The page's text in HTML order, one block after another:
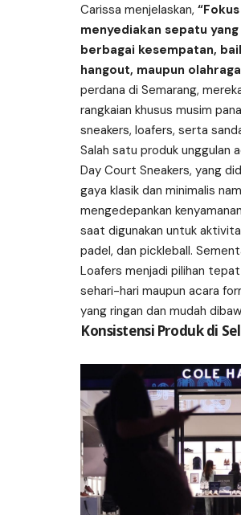
Carissa menjelaskan,
menyediakan sepatu
berbagai kesempatan,
hangout, maupun
perdana di Semarang,
rangkaian khusus musim
sneakers, loafers, serta
Salah satu produk unggulan
Day Court Sneakers, yang
gaya klasik dan minimalis
mengedepankan
saat digunakan untuk
padel, dan pickleball.
Loafers menjadi pilihan
sehari-hari maupun acara
yang ringan dan mudah
Konsistensi Produk di